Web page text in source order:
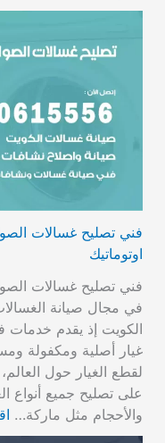
اوتوماتيك
فني تصليح غسالات
في مجال صيانة
الكويت إذ يقدم خدمات
غيار أصلية ومكفولة
لقطع الغيار حول
على تصليح جميع أنواع
والأحجام مثل ماركة…